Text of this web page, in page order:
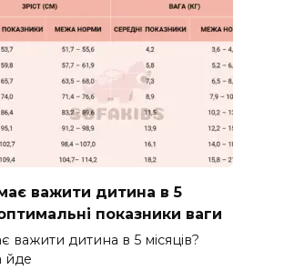
важити дитина в 5
показники ваги
важити дитина в 5 місяців?
йде